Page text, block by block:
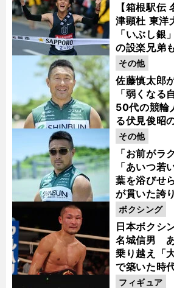
【箱根駅伝
津顕杜 東洋
「いぶし銀
の設楽兄弟
金栗杯に輝く
佐藤慎太郎
「弱くな
50代の競輪
る伏見俊昭
その他
「お前がラ
「あいつ若
葉を浴びせ
が貫いた誇
その他
日本ボクシ
名城信男
乗り越え「
で築いた時
ボクシング
フィギュア